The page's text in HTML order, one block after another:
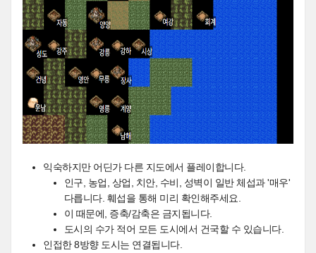
익숙하지만 어딘가 다른 지도에서 플레이합니다.
인구, 농업, 상업, 치안, 수비, 성벽이 일반 체섭과 '매우'
다릅니다. 훼섭을 통해 미리 확인해주세요.
이 때문에, 증축/감축은 금지됩니다.
도시의 수가 적어 모든 도시에서 건국할 수 있습니다.
인접한 8방향 도시는 연결됩니다.